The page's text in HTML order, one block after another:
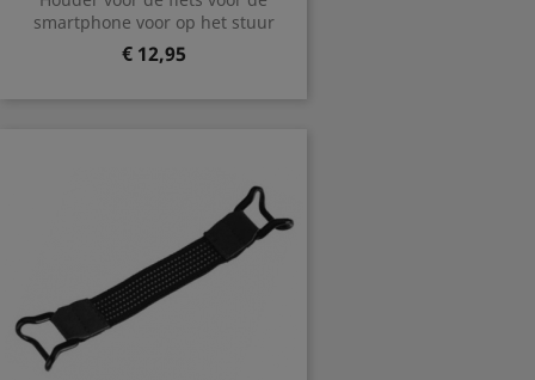
smartphone voor op het stuur
Prijs
€ 12,95